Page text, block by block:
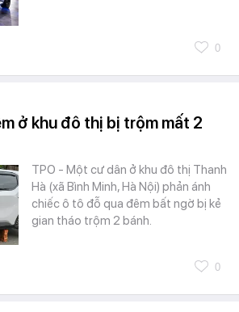
0
ở khu đô thị bị trộm mất 2
TPO - Một cư dân ở khu đô thị Thanh
Hà (xã Bình Minh, Hà Nội) phản ánh
chiếc ô tô đỗ qua đêm bất ngờ bị kẻ
gian tháo trộm 2 bánh.
0